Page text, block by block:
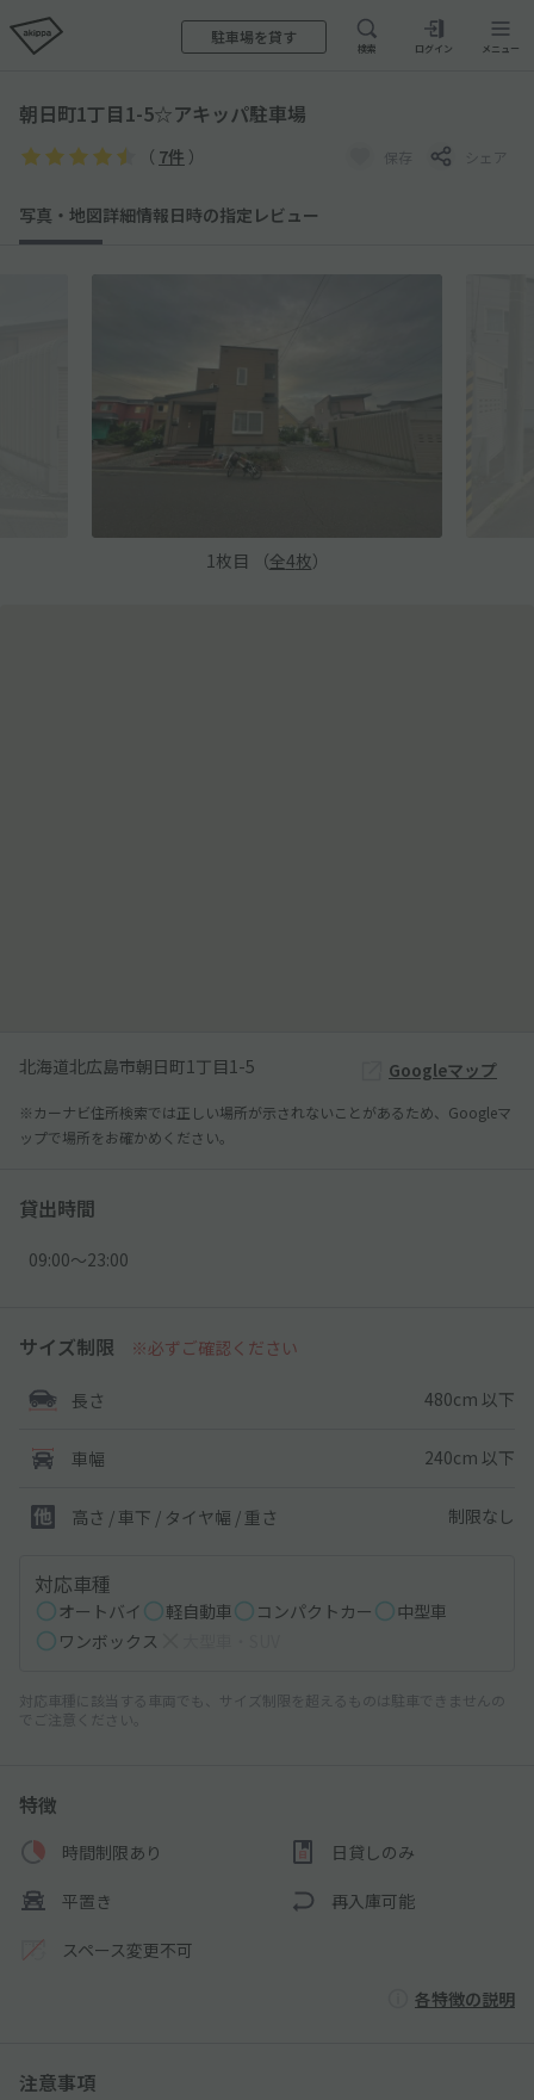
駐車場を貸す
検索 ログイン メニュー
朝日町1丁目1-5☆アキッパ駐車場
（ 7件 ） 保存 シェア
写真・地図詳細情報日時の指定 レビュー
1 枚目 （全4枚）
北海道北広島市朝日町1丁目1-5 Googleマップ
※カーナビ住所検索では正しい場所が示されないことがあるため、Googleマ
ップで場所をお確かめください。
貸出時間
09:00〜23:00
サイズ制限 ※必ずご確認ください
長さ 480cm 以下
車幅 240cm 以下
高さ / 車下 / タイヤ幅 / 重さ 制限なし
対応車種
オートバイ 軽自動車 コンパクトカー
中型車
ワンボックス
対応車種に該当する車両でも、サイズ制限を超えるものは駐車できませんの
でご注意ください。
特徴
時間制限あり 日貸しのみ
平置き 再入庫可能
スペース変更不可
各特徴の説明
注意事項